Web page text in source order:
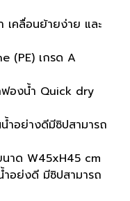
เคลื่อนย้ายง่าย และ
(PE) เกรด A
องน้ำ Quick dry
อย่างดีมีซิปสามารถ
าด W45xH45 cm
ำอย่งดี มีซิปสามารถ